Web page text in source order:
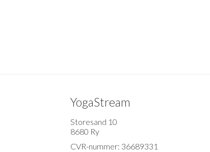
YogaStream
Storesand 10
8680 Ry
CVR-nummer: 36689331